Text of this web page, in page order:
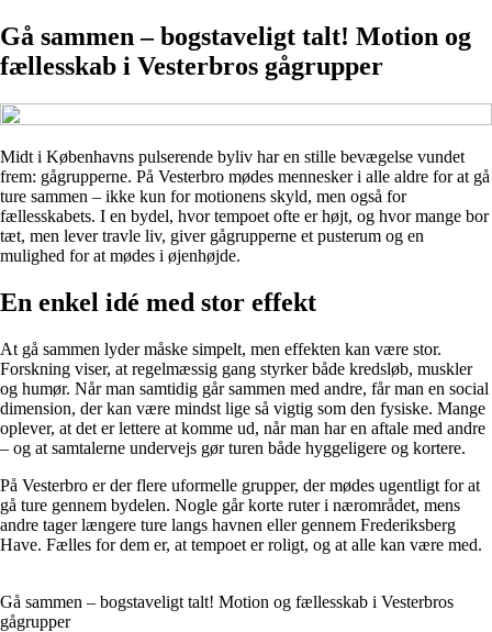
Gå sammen – bogstaveligt talt! Motion og
fællesskab i Vesterbros gågrupper
Midt i Københavns pulserende byliv har en stille bevægelse vundet
frem: gågrupperne. På Vesterbro mødes mennesker i alle aldre for at gå
ture sammen – ikke kun for motionens skyld, men også for
fællesskabets. I en bydel, hvor tempoet ofte er højt, og hvor mange bor
tæt, men lever travle liv, giver gågrupperne et pusterum og en
mulighed for at mødes i øjenhøjde.
En enkel idé med stor effekt
At gå sammen lyder måske simpelt, men effekten kan være stor.
Forskning viser, at regelmæssig gang styrker både kredsløb, muskler
og humør. Når man samtidig går sammen med andre, får man en social
dimension, der kan være mindst lige så vigtig som den fysiske. Mange
oplever, at det er lettere at komme ud, når man har en aftale med andre
– og at samtalerne undervejs gør turen både hyggeligere og kortere.
På Vesterbro er der flere uformelle grupper, der mødes ugentligt for at
gå ture gennem bydelen. Nogle går korte ruter i nærområdet, mens
andre tager længere ture langs havnen eller gennem Frederiksberg
Have. Fælles for dem er, at tempoet er roligt, og at alle kan være med.
Gå sammen – bogstaveligt talt! Motion og fællesskab i Vesterbros
gågrupper